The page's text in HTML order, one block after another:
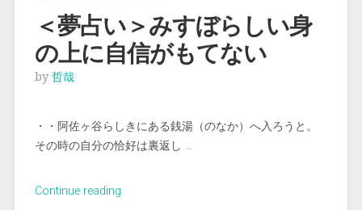
＜夢占い＞みすぼらしい身
の上に自信がもてない
by 哲哉
・・阿佐ヶ谷らしきにある銭湯（のなか）へ入ろうと。
その時の自分の恰好は裏返し …
Continue reading“＜